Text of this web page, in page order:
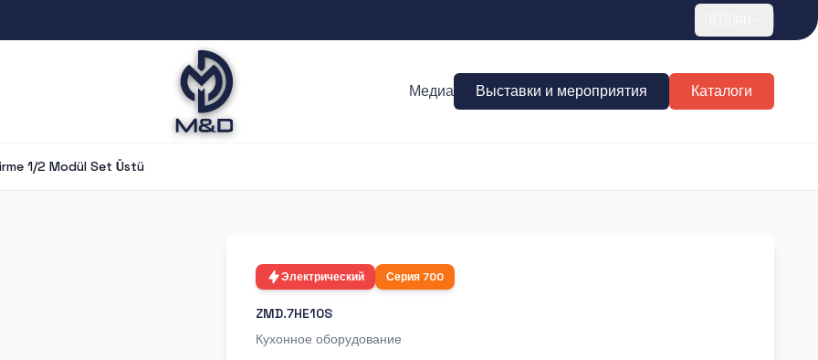
Медиа Выставки и мероприятия Каталоги
1/2 Modül Set Üstü
Электрический Серия700
ZMD.7HE10S
Кухонное оборудование